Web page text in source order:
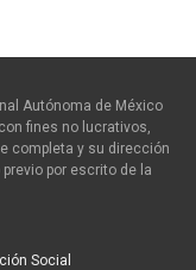
Autónoma de México
fines no lucrativos,
completa y su dirección
por escrito de la
Social